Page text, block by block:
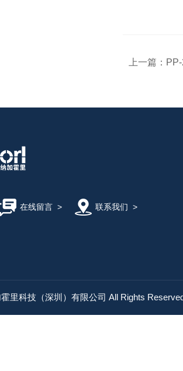
上一篇：
在线留言> 联系我们 >
里科技（深圳）有限公司 All Rights